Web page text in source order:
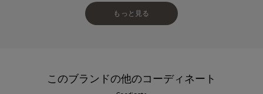
もっと見る
このブランドの他のコーディネート